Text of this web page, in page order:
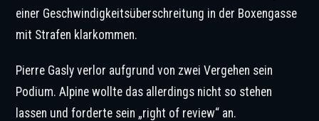
einer Geschwindigkeitsüberschreitung in der Boxengasse
mit Strafen klarkommen.
Pierre Gasly verlor aufgrund von zwei Vergehen sein
Podium. Alpine wollte das allerdings nicht so stehen
lassen und forderte sein „right of review“ an.